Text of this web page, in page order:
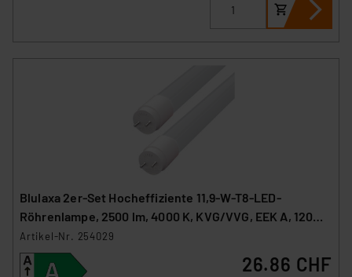
Blulaxa 2er-Set Hocheffiziente 11,9-W-T8-LED-
Röhrenlampe, 2500 lm, 4000 K, KVG/VVG, EEK A, 120
cm
Artikel-Nr. 254029
26.86 CHF